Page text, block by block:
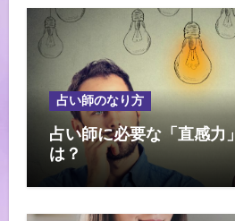
占い師のなり方
占い師に必要な「直感力
は？